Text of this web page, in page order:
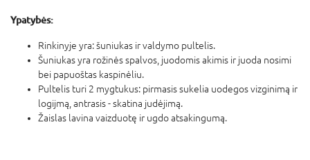
Ypatybės:
Rinkinyje yra: šuniukas ir valdymo pultelis.
Šuniukas yra rožinės spalvos, juodomis akimis ir juoda nosimi
bei papuoštas kaspinėliu.
Pultelis turi 2 mygtukus: pirmasis sukelia uodegos vizginimą ir
logijmą, antrasis - skatina judėjimą.
Žaislas lavina vaizduotę ir ugdo atsakingumą.